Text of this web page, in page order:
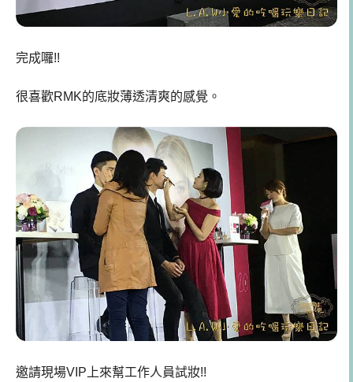
完成囉!!
很喜歡RMK的底妝薄透清爽的感覺。
邀請現場VIP上來幫工作人員試妝!!